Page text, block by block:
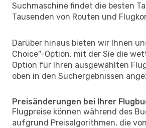
Suchmaschine findet die besten
Tausenden von Routen und
Darüber hinaus bieten wir Ihnen
Choice"-Option, mit der Sie die
Option für Ihren ausgewählten
oben in den Suchergebnissen
Preisänderungen bei Ihrer
Flugpreise können während des
aufgrund Preisalgorithmen, die